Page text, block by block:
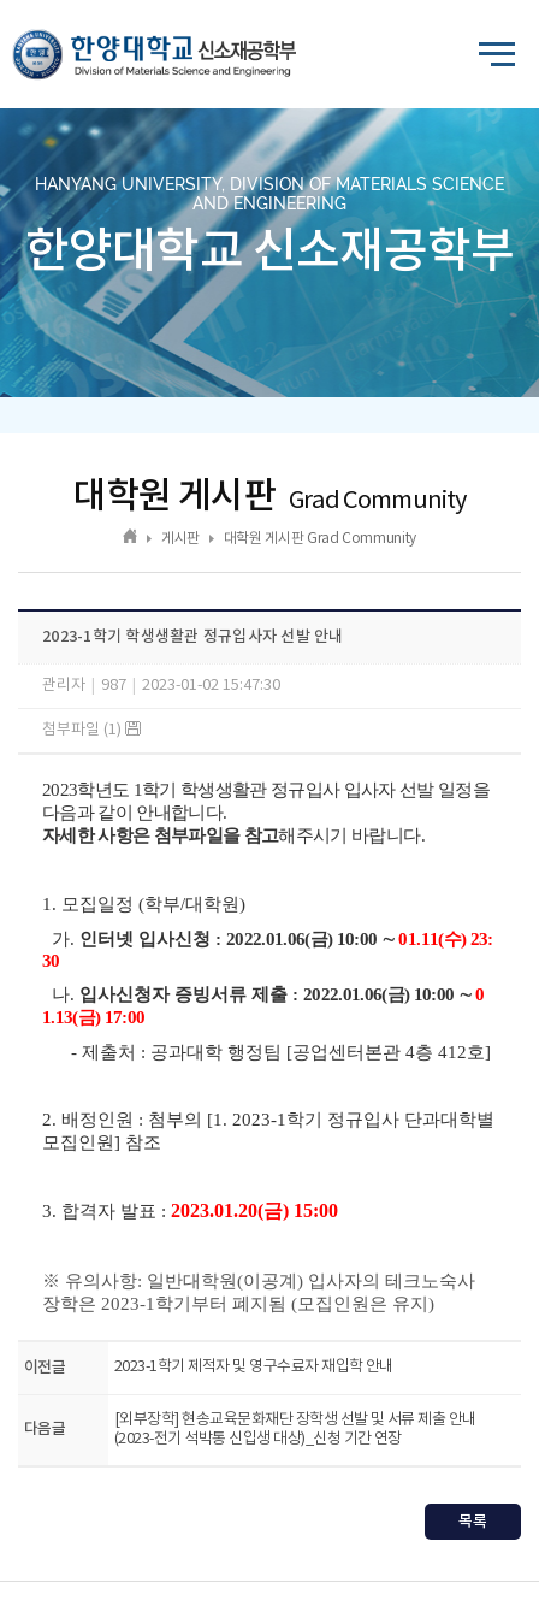
HANYANG UNIVERSITY, DIVISION OF MATERIALS SCIENCE
AND ENGINEERING
한양대학교 신소재공학부
대학원 게시판 Grad Community
게시판 대학원 게시판 Grad Community
2023-1학기 학생생활관 정규입사자 선발 안내
관리자 987 2023-01-02 15:47:30
첨부파일 (1)
2023학년도 1학기 학생생활관 정규입사 입사자 선발 일정을
다음과 같이 안내합니다.
자세한 사항은 첨부파일을 참고해주시기 바랍니다.
1. 모집일정 (학부/대학원)
가. 인터넷 입사신청 : 2022.01.06(금) 10:00 ∼01.11(수) 23:
30
나. 입사신청자 증빙서류 제출 : 2022.01.06(금) 10:00 ∼0
1.13(금) 17:00
- 제출처 : 공과대학 행정팀 [공업센터본관 4층 412호]
2. 배정인원 : 첨부의 [1. 2023-1 학기 정규입사 단과대학별
모집인원] 참조
3. 합격자 발표 : 2023.01.20(금) 15:00
※ 유의사항: 일반대학원(이공계) 입사자의 테크노숙사
장학은 2023-1학기부터 폐지됨 (모집인원은 유지)
이전글 2023-1학기 제적자 및 영구수료자 재입학 안내
다음글
[외부장학] 현송교육문화재단 장학생 선발 및 서류 제출 안내
(2023-전기 석박통 신입생 대상)_신청 기간 연장
목록